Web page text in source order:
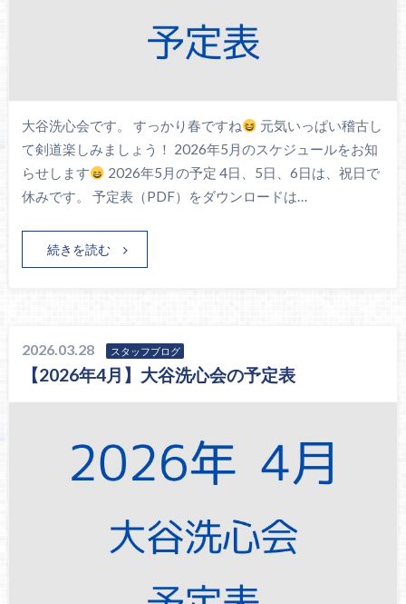
大谷洗心会です。 すっかり春ですね
元気いっぱい稽古し
て剣道楽しみましょう！ 2026年5月のスケジュールをお知
らせします
2026年5月の予定 4日、5日、6日は、祝日で
休みです。 予定表（PDF）をダウンロードは…
続きを読む
2026.03.28 スタッフブログ
【2026年4月】大谷洗心会の予定表